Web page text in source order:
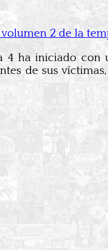
2 de la
4 ha iniciado con
de sus